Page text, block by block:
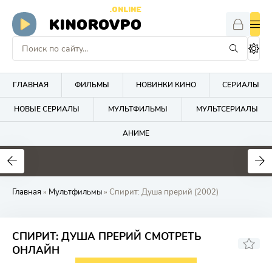
KINOROVPO
.ONLINE
ГЛАВНАЯ ФИЛЬМЫ НОВИНКИ КИНО СЕРИАЛЫ
НОВЫЕ СЕРИАЛЫ МУЛЬТФИЛЬМЫ МУЛЬТСЕРИАЛЫ
АНИМЕ
Главная » Мультфильмы» Спирит: Душа прерий (2002)
СПИРИТ: ДУША ПРЕРИЙ СМОТРЕТЬ
ОНЛАЙН